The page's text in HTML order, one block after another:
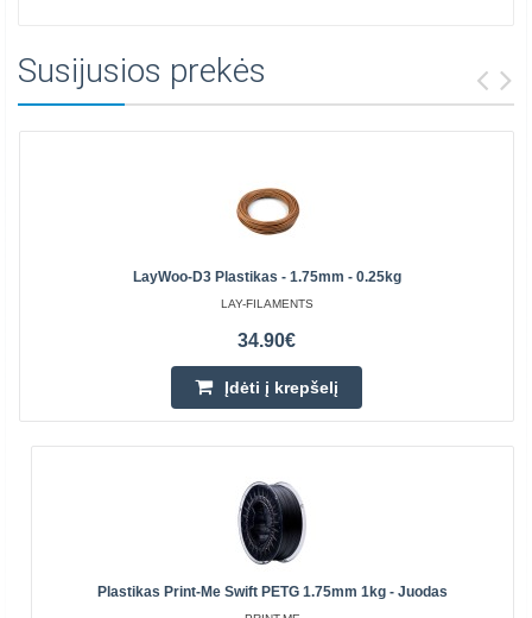
Susijusios prekės
LayWoo-D3 Plastikas - 1.75mm - 0.25kg
LAY-FILAMENTS
34.90€
Įdėti į krepšelį
Plastikas Print-Me Swift PETG 1.75mm 1kg - Juodas